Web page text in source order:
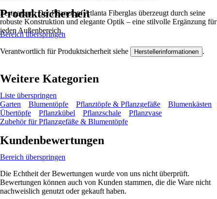
Festgezurrt: Der Pflanztopf Atlanta Fiberglas überzeugt durch seine
robuste Konstruktion und elegante Optik – eine stilvolle Ergänzung für
jeden Außenbereich.
Produktsicherheit
Bereich überspringen
Verantwortlich für Produktsicherheit siehe Herstellerinformationen .
Weitere Kategorien
Liste überspringen
Garten
Blumentöpfe Pflanztöpfe & Pflanzgefäße
Blumenkästen
Übertöpfe
Pflanzkübel Pflanzschale
Pflanzvase
Zubehör für Pflanzgefäße & Blumentöpfe
Kundenbewertungen
Bereich überspringen
Die Echtheit der Bewertungen wurde von uns nicht überprüft.
Bewertungen können auch von Kunden stammen, die die Ware nicht
nachweislich genutzt oder gekauft haben.